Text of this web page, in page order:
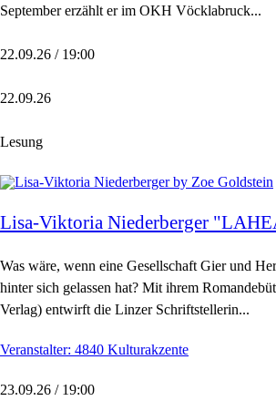
September erzählt er im OKH Vöcklabruck...
22.09.26 / 19:00
22.09.26
Lesung
Lisa-Viktoria Niederberger
Was wäre, wenn eine Gesellschaft Gier und
hinter sich gelassen hat? Mit ihrem
Verlag) entwirft die Linzer Schriftstellerin...
Veranstalter: 4840 Kulturakzente
23.09.26 / 19:00